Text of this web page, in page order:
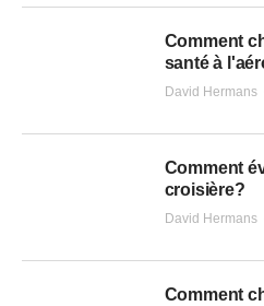
Comment
santé à
David Hermans
Comment
croisière?
David Hermans
Comment